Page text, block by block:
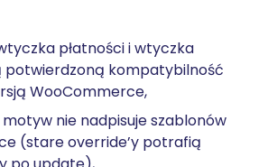
płatności i wtyczka
potwierdzoną kompatybilność
WooCommerce,
motyw nie nadpisuje szablonów
(stare override’y potrafią